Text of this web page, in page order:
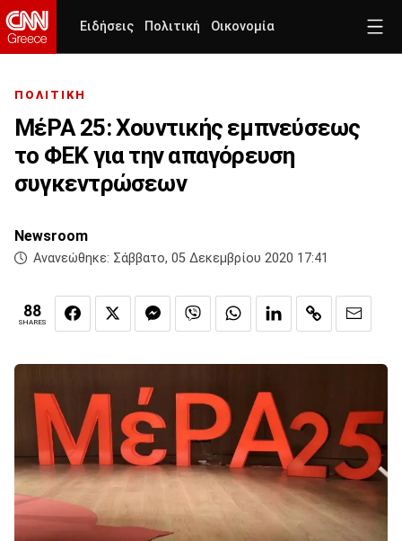
Ειδήσεις Πολιτική Οικονομία
ΠΟΛΙΤΙΚΗ
ΜέΡΑ 25: Χουντικής εμπνεύσεως
το ΦΕΚ για την απαγόρευση
συγκεντρώσεων
Newsroom
Ανανεώθηκε: Σάββατο, 05 Δεκεμβρίου 2020 17:41
88
SHARES